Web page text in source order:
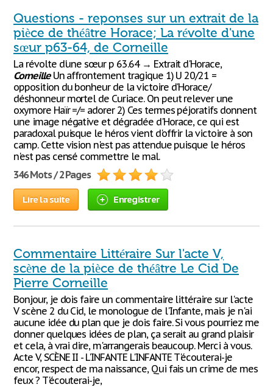
Questions - reponses sur un extrait de la
pièce de théâtre Horace; La révolte d'une
sœur p63-64, de Corneille
La révolte d'une sœur p 63.64 → Extrait d'Horace,
CorneilleUn affrontement tragique 1) U 20/21 =
opposition du bonheur de la victoire d'Horace/
déshonneur mortel de Curiace. On peut relever une
oxymore Haïr =/= adorer 2) Ces termes péjoratifs donnent
une image négative et dégradée d'Horace, ce qui est
paradoxal puisque le héros vient d'offrir la victoire à son
camp. Cette vision n'est pas attendue puisque le héros
n'est pas censé commettre le mal.
346 Mots / 2 Pages
Lire la suite Enregistrer
Commentaire Littéraire Sur l'acte V,
scène de la pièce de théâtre Le Cid De
Pierre Corneille
Bonjour, je dois faire un commentaire littéraire sur l'acte
V scène 2 du Cid, le monologue de l'Infante, mais je n'ai
aucune idée du plan que je dois faire. Si vous pourriez me
donner quelques idées de plan, ça serait au grand plaisir
et cela, à vrai dire, m'arrangerais beaucoup. Merci à vous.
Acte V, SCÈNE II - L'INFANTE L'INFANTE T'écouterai-je
encor, respect de ma naissance, Qui fais un crime de mes
feux ? T'écouterai-je,